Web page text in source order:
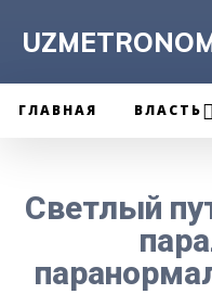
ГЛАВНАЯ ВЛАСТЬ
Светлый